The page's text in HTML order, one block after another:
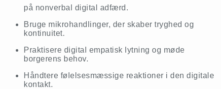
på nonverbal digital adfærd.
Bruge mikrohandlinger, der skaber tryghed og
kontinuitet.
Praktisere digital empatisk lytning og møde
borgerens behov.
Håndtere følelsesmæssige reaktioner i den digitale
kontakt.